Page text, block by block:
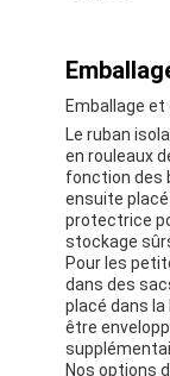
Emballage
Le ruban
en rouleaux
fonction des
ensuite
protectrice
stockage
Pour les
dans des
placé dans
être
Nos options